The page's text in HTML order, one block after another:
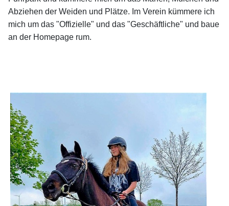
Abziehen der Weiden und Plätze. Im Verein kümmere ich
mich um das "Offizielle" und das "Geschäftliche" und baue
an der Homepage rum.